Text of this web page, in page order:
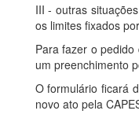
III - outras
os limites fixados
Para fazer o
um preenchimento
O formulário ficará
novo ato pela